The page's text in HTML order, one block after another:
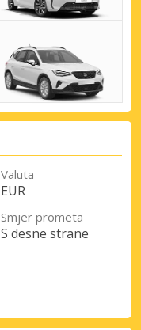
Valuta
EUR
Smjer prometa
S desne strane